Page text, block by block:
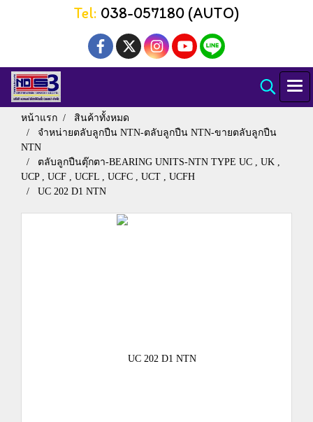
Tel: 038-057180 (AUTO)
หน้าแรก
สินค้าทั้งหมด
จำหน่ายตลับลูกปืน NTN-ตลับลูกปืน NTN-ขายตลับลูกปืน
NTN
ตลับลูกปืนตุ๊กตา-BEARING UNITS-NTN TYPE UC , UK ,
UCP , UCF , UCFL , UCFC , UCT , UCFH
UC 202 D1 NTN